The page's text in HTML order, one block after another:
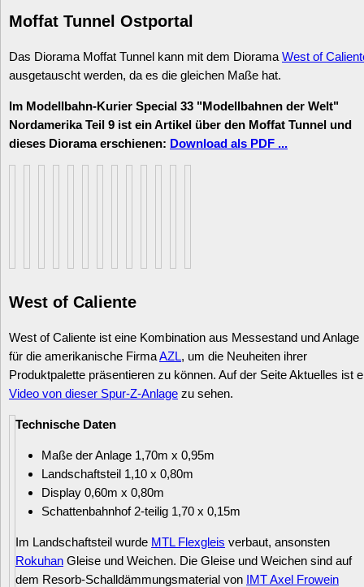
Moffat Tunnel Ostportal
Das Diorama Moffat Tunnel kann mit dem Diorama West of
ausgetauscht werden, da es die gleichen Maße hat.
Im Modellbahn-Kurier Special 33 "Modellbahnen der Welt"
Nordamerika Teil 9 ist ein Artikel über den Moffat Tunnel und
dieses Diorama erschienen: Download als PDF ...
West of Caliente
West of Caliente ist eine Kombination aus Messestand und Anlage
für die amerikanische FirmaAZL, um die Neuheiten ihrer
Produktpalette präsentieren zu können. Auf der Seite Aktuelles ist
Video von dieser Spur-Z-Anlage zu sehen.
Technische Daten
Maße der Anlage 1,70m x 0,95m
Landschaftsteil 1,10 x 0,80m
Display 0,60m x 0,80m
Schattenbahnhof 2-teilig 1,70 x 0,15m
Im Landschaftsteil wurde MTL Flexgleis verbaut, ansonsten
Rokuhan Gleise und Weichen. Die Gleise und Weichen sind auf
dem Resorb-Schalldämmungsmaterial von IMT Axel Frowein